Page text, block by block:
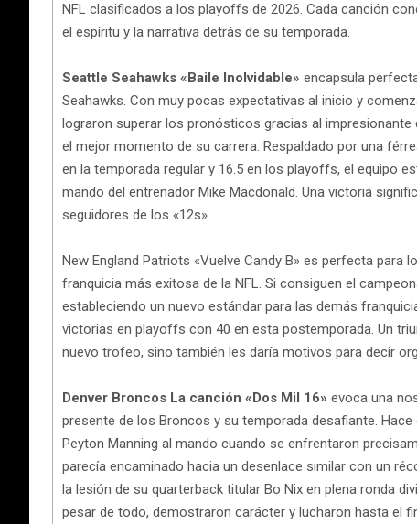
NFL clasificados a los playoffs de 2026. Cada canción
el espíritu y la narrativa detrás de su temporada.
Seattle Seahawks «Baile Inolvidable» encapsula
Seahawks. Con muy pocas expectativas al inicio y
lograron superar los pronósticos gracias al
el mejor momento de su carrera. Respaldado por una
en la temporada regular y 16.5 en los playoffs, el equipo
mando del entrenador Mike Macdonald. Una victoria
seguidores de los «12s».
New England Patriots «Vuelve Candy B» es perfecta
franquicia más exitosa de la NFL. Si consiguen el
estableciendo un nuevo estándar para las demás
victorias en playoffs con 40 en esta postemporada. Un
nuevo trofeo, sino también les daría motivos para decir
Denver Broncos La canción «Dos Mil 16» evoca una
presente de los Broncos y su temporada desafiante.
Peyton Manning al mando cuando se enfrentaron
parecía encaminado hacia un desenlace similar con un
la lesión de su quarterback titular Bo Nix en plena ronda
pesar de todo, demostraron carácter y lucharon hasta el